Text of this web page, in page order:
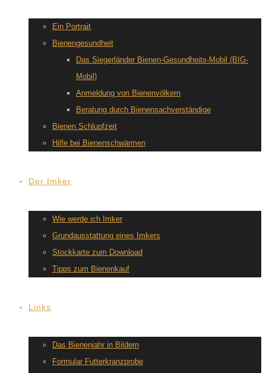
Ein Portrait
Bienengesundheit
Das Siegerländer Bienen-Gesundheits-Mobil (BIG-
Mobil)
Anmeldung von Bienenvölkern
Beratung durch Bienensachverständige
Bienen Schlupfzeit
Hilfe bei Bienenschwärmen
Der Imker
Wie werde ich Imker
Grundausstattung eines Imkers
Stockkarte zum Download
Tipps zum Bienenkauf
Links
Das Bienenjahr in Bildern
Formular Futterkranzprobe